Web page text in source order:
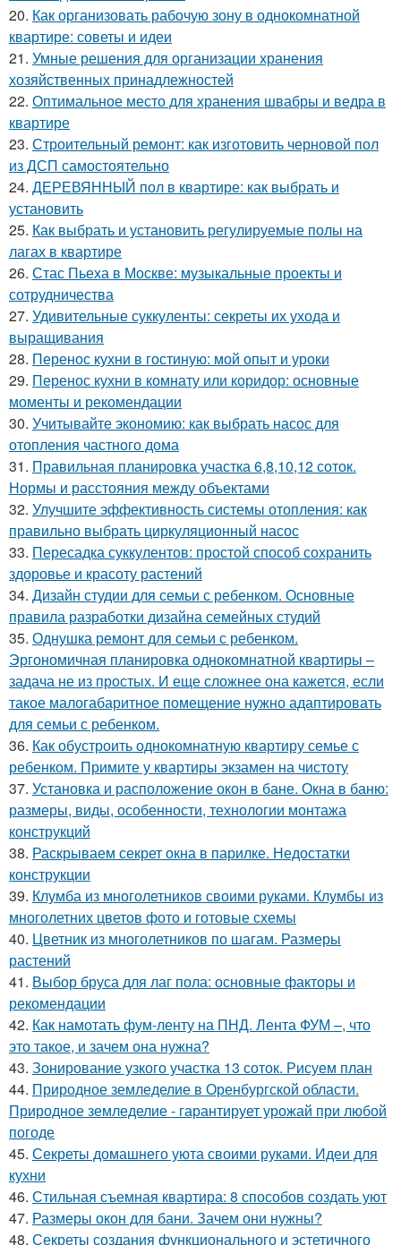
20. Как организовать рабочую зону в однокомнатной
квартире: советы и идеи
21. Умные решения для организации хранения
хозяйственных принадлежностей
22. Оптимальное место для хранения швабры и ведра в
квартире
23. Строительный ремонт: как изготовить черновой пол
из ДСП самостоятельно
24. ДЕРЕВЯННЫЙ пол в квартире: как выбрать и
установить
25. Как выбрать и установить регулируемые полы на
лагах в квартире
26. Стас Пьеха в Москве: музыкальные проекты и
сотрудничества
27. Удивительные суккуленты: секреты их ухода и
выращивания
28. Перенос кухни в гостиную: мой опыт и уроки
29. Перенос кухни в комнату или коридор: основные
моменты и рекомендации
30. Учитывайте экономию: как выбрать насос для
отопления частного дома
31. Правильная планировка участка 6,8,10,12 соток.
Нормы и расстояния между объектами
32. Улучшите эффективность системы отопления: как
правильно выбрать циркуляционный насос
33. Пересадка суккулентов: простой способ сохранить
здоровье и красоту растений
34. Дизайн студии для семьи с ребенком. Основные
правила разработки дизайна семейных студий
35. Однушка ремонт для семьи с ребенком.
Эргономичная планировка однокомнатной квартиры –
задача не из простых. И еще сложнее она кажется, если
такое малогабаритное помещение нужно адаптировать
для семьи с ребенком.
36. Как обустроить однокомнатную квартиру семье с
ребенком. Примите у квартиры экзамен на чистоту
37. Установка и расположение окон в бане. Окна в баню:
размеры, виды, особенности, технологии монтажа
конструкций
38. Раскрываем секрет окна в парилке. Недостатки
конструкции
39. Клумба из многолетников своими руками. Клумбы из
многолетних цветов фото и готовые схемы
40. Цветник из многолетников по шагам. Размеры
растений
41. Выбор бруса для лаг пола: основные факторы и
рекомендации
42. Как намотать фум-ленту на ПНД. Лента ФУМ –, что
это такое, и зачем она нужна?
43. Зонирование узкого участка 13 соток. Рисуем план
44. Природное земледелие в Оренбургской области.
Природное земледелие - гарантирует урожай при любой
погоде
45. Секреты домашнего уюта своими руками. Идеи для
кухни
46. Стильная съемная квартира: 8 способов создать уют
47. Размеры окон для бани. Зачем они нужны?
48. Секреты создания функционального и эстетичного